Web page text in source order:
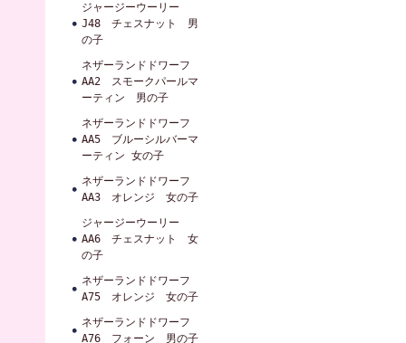
ジャージーウーリー
J48 チェスナット 男
の子
ネザーランドドワーフ
AA2 スモークパールマ
ーティン 男の子
ネザーランドドワーフ
AA5 ブルーシルバーマ
ーティン 女の子
ネザーランドドワーフ
AA3 オレンジ 女の子
ジャージーウーリー
AA6 チェスナット 女
の子
ネザーランドドワーフ
A75 オレンジ 女の子
ネザーランドドワーフ
A76 フォーン 男の子